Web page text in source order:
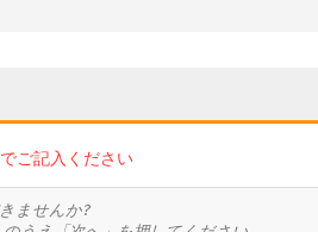
ご記入ください